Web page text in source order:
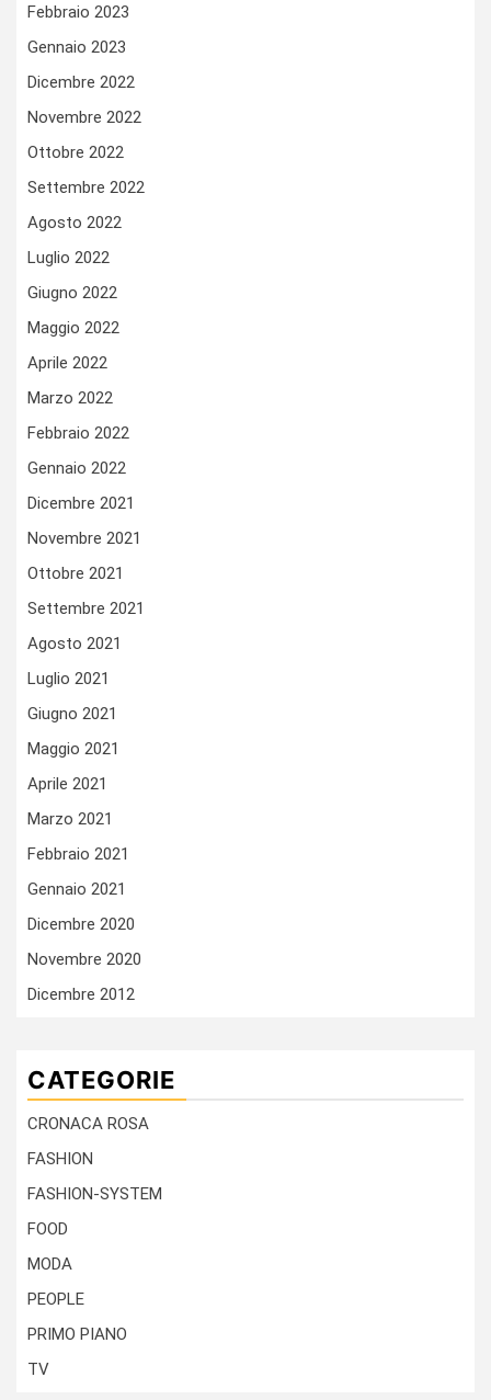
Febbraio 2023
Gennaio 2023
Dicembre 2022
Novembre 2022
Ottobre 2022
Settembre 2022
Agosto 2022
Luglio 2022
Giugno 2022
Maggio 2022
Aprile 2022
Marzo 2022
Febbraio 2022
Gennaio 2022
Dicembre 2021
Novembre 2021
Ottobre 2021
Settembre 2021
Agosto 2021
Luglio 2021
Giugno 2021
Maggio 2021
Aprile 2021
Marzo 2021
Febbraio 2021
Gennaio 2021
Dicembre 2020
Novembre 2020
Dicembre 2012
CATEGORIE
CRONACA ROSA
FASHION
FASHION-SYSTEM
FOOD
MODA
PEOPLE
PRIMO PIANO
TV